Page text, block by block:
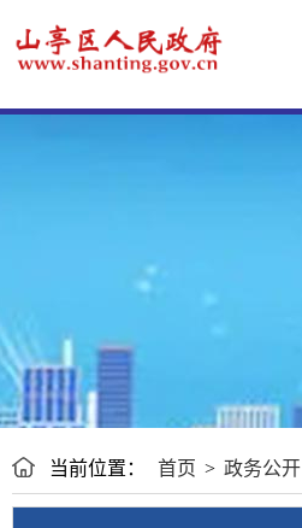
当前位置： 首页 > 政务公开